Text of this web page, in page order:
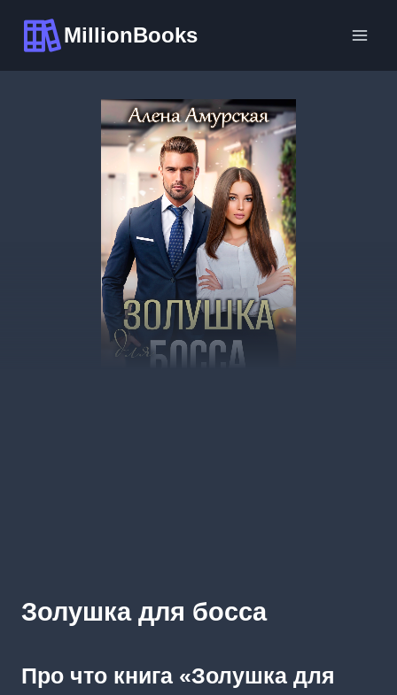
содержимому
MillionBooks
Золушка для босса
Про что книга «Золушка для